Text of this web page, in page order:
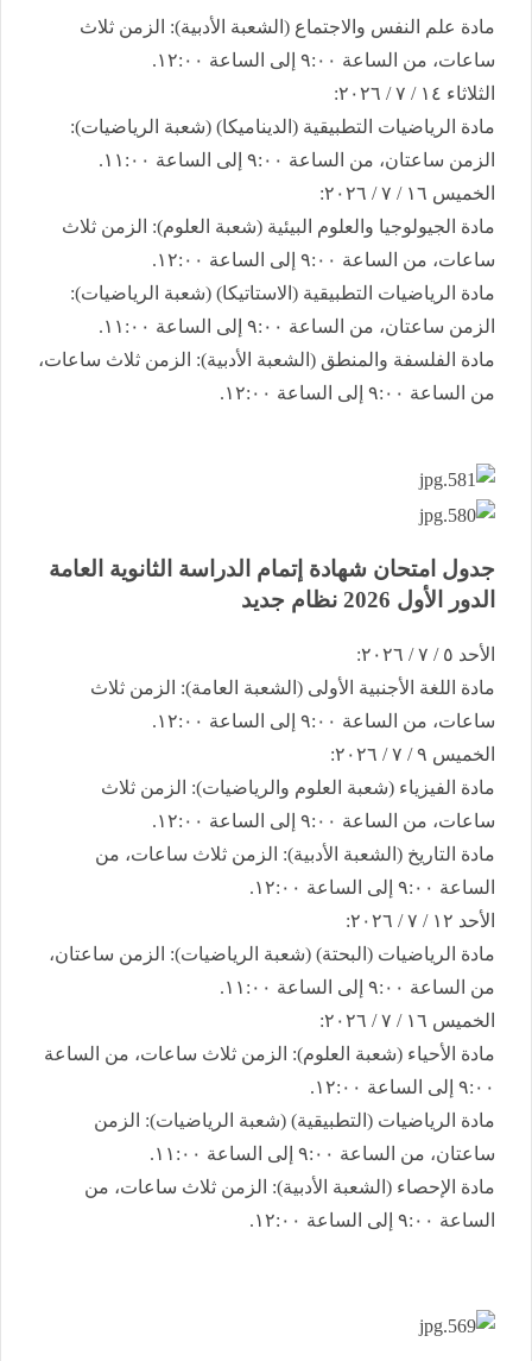
​مادة علم النفس والاجتماع (الشعبة الأدبية): الزمن ثلاث
ساعات، من الساعة ٩:٠٠ إلى الساعة ١٢:٠٠.
​الثلاثاء ١٤ / ٧ / ٢٠٢٦:
​مادة الرياضيات التطبيقية (الديناميكا) (شعبة الرياضيات):
الزمن ساعتان، من الساعة ٩:٠٠ إلى الساعة ١١:٠٠.
​الخميس ١٦ / ٧ / ٢٠٢٦:
​مادة الجيولوجيا والعلوم البيئية (شعبة العلوم): الزمن ثلاث
ساعات، من الساعة ٩:٠٠ إلى الساعة ١٢:٠٠.
​مادة الرياضيات التطبيقية (الاستاتيكا) (شعبة الرياضيات):
الزمن ساعتان، من الساعة ٩:٠٠ إلى الساعة ١١:٠٠.
​مادة الفلسفة والمنطق (الشعبة الأدبية): الزمن ثلاث ساعات،
من الساعة ٩:٠٠ إلى الساعة ١٢:٠٠.
جدول امتحان شهادة إتمام الدراسة الثانوية العامة ​
الدور الأول 2026 نظام جديد
​الأحد ٥ / ٧ / ٢٠٢٦:
​مادة اللغة الأجنبية الأولى (الشعبة العامة): الزمن ثلاث
ساعات، من الساعة ٩:٠٠ إلى الساعة ١٢:٠٠.
​الخميس ٩ / ٧ / ٢٠٢٦:
​مادة الفيزياء (شعبة العلوم والرياضيات): الزمن ثلاث
ساعات، من الساعة ٩:٠٠ إلى الساعة ١٢:٠٠.
​مادة التاريخ (الشعبة الأدبية): الزمن ثلاث ساعات، من
الساعة ٩:٠٠ إلى الساعة ١٢:٠٠.
​الأحد ١٢ / ٧ / ٢٠٢٦:
​مادة الرياضيات (البحتة) (شعبة الرياضيات): الزمن ساعتان،
من الساعة ٩:٠٠ إلى الساعة ١١:٠٠.
​الخميس ١٦ / ٧ / ٢٠٢٦:
​مادة الأحياء (شعبة العلوم): الزمن ثلاث ساعات، من الساعة
٩:٠٠ إلى الساعة ١٢:٠٠.
​مادة الرياضيات (التطبيقية) (شعبة الرياضيات): الزمن
ساعتان، من الساعة ٩:٠٠ إلى الساعة ١١:٠٠.
​مادة الإحصاء (الشعبة الأدبية): الزمن ثلاث ساعات، من
الساعة ٩:٠٠ إلى الساعة ١٢:٠٠.